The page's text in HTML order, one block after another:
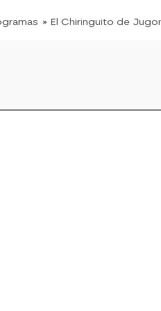
» El Chiringuito de